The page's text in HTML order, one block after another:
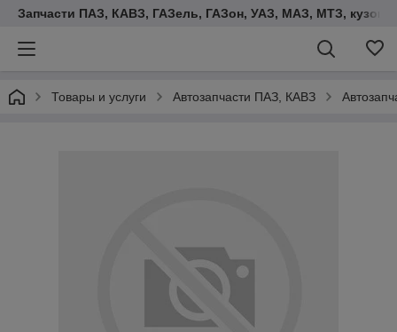
Запчасти ПАЗ, КАВЗ, ГАЗель, ГАЗон, УАЗ, МАЗ, МТЗ,
Товары и услуги Автозапчасти ПАЗ, КАВЗ